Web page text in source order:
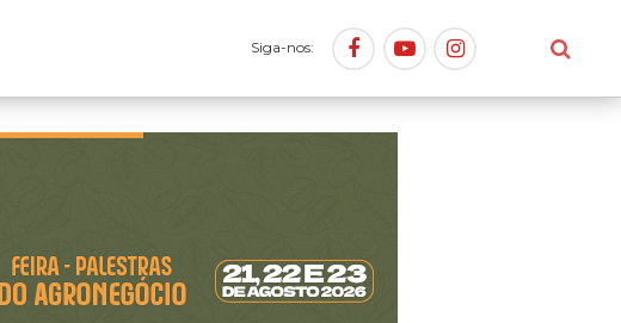
Siga-nos: